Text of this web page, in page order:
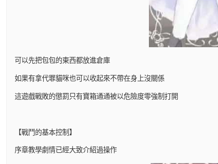
可以先把包包的東西都放進倉庫
如果有拿代罪貓咪也可以收起來不帶在身上沒關係
這遊戲戰敗的懲罰只有寶箱通通被以危險度零強制打開
【戰鬥的基本控制】
序章教學劇情已經大致介紹過操作